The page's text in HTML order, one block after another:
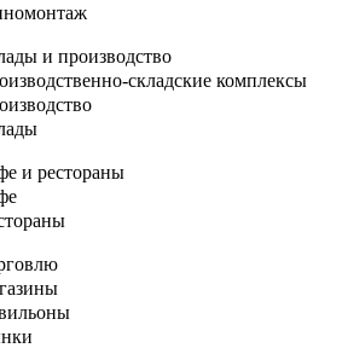
и производство
складские комплексы
и рестораны